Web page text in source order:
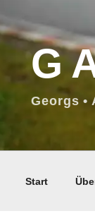
Georgs •
Start